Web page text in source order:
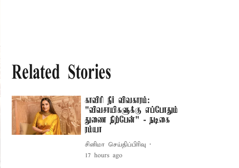
Related Stories
காவிரி நீர் விவகாரம்:
"விவசாயிகளுக்கு எப்போதும்
துணை நிற்பேன்" - நடிகை
ரம்யா
சினிமா செய்திப்பிரிவு
17 hours ago